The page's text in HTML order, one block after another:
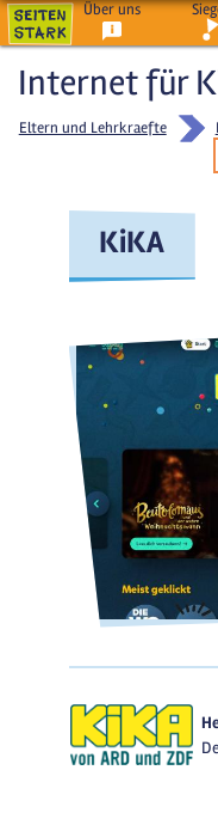
Über uns
Internet für
Eltern und Lehrkraefte
KiKA